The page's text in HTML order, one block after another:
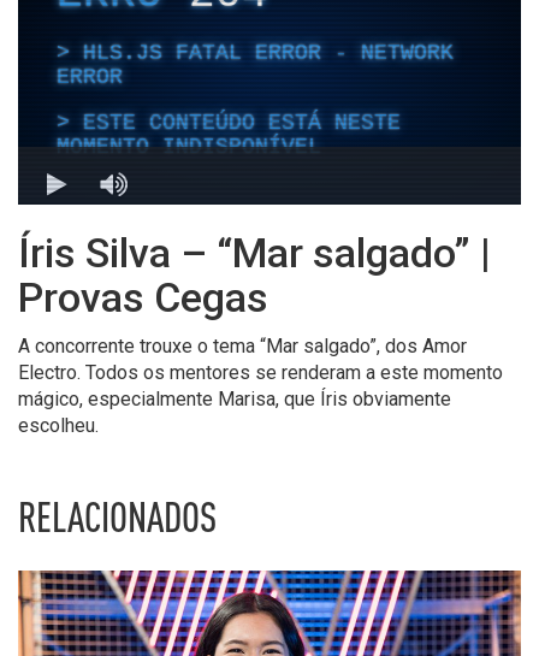
Íris Silva – “Mar salgado” |
Provas Cegas
A concorrente trouxe o tema “Mar salgado”, dos Amor
Electro. Todos os mentores se renderam a este momento
mágico, especialmente Marisa, que Íris obviamente
escolheu.
RELACIONADOS